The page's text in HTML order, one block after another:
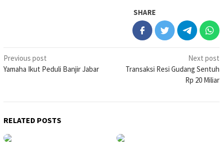
SHARE
Post
navigation
Previous post
Yamaha Ikut Peduli Banjir Jabar
Next post
Transaksi Resi Gudang Sentuh
Rp 20 Miliar
RELATED POSTS